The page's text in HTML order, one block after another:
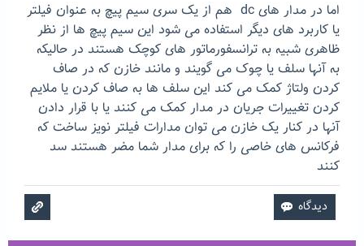
اما در مدار های dc هم از یک سری سیم پیچ به عنوان فیلتر
یا کاربرد های دیگر استفاده می شود این سیم پیچ ها از نظر
ظاهری شبیه به ترانسفورماتور های کوچک هستند در حالیکه
به آنها سلف یا چوک می گویند و مانند خازن که در صاف
کردن ولتاژ کمک می کند این سلف ها به صاف کردن یا ملایم
کردن تغییرات جریان در مدار کمک می کنند یا با قرار دادن
آنها در کنار یک خازن می توان مدارات فیلتر نویز ساخت که
فرکانس های خاصی را که برای مدار شما مضر هستند سد
کنند